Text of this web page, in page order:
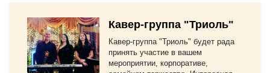
Кавер-группа "Триоль"
Кавер-группа "Триоль" будет рада
принять участие в вашем
мероприятии, корпоративе,